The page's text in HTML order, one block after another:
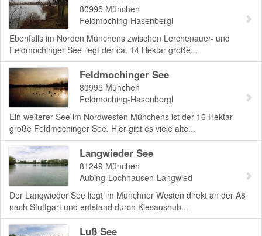
80995 München
Feldmoching-Hasenbergl
Ebenfalls im Norden Münchens zwischen Lerchenauer- und
Feldmochinger See liegt der ca. 14 Hektar große...
Feldmochinger See
80995 München
Feldmoching-Hasenbergl
Ein weiterer See im Nordwesten Münchens ist der 16 Hektar
große Feldmochinger See. Hier gibt es viele alte...
Langwieder See
81249 München
Aubing-Lochhausen-Langwied
Der Langwieder See liegt im Münchner Westen direkt an der A8
nach Stuttgart und entstand durch Kiesaushub...
Luß See